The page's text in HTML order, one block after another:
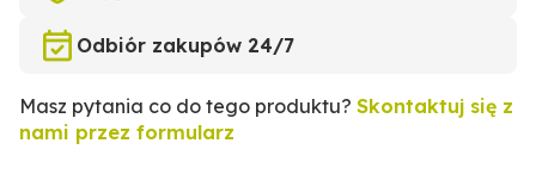
Odbiór zakupów 24/7
Masz pytania co do tego produktu? Skontaktuj się z
nami przez formularz